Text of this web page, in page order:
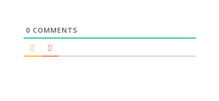
0 COMMENTS